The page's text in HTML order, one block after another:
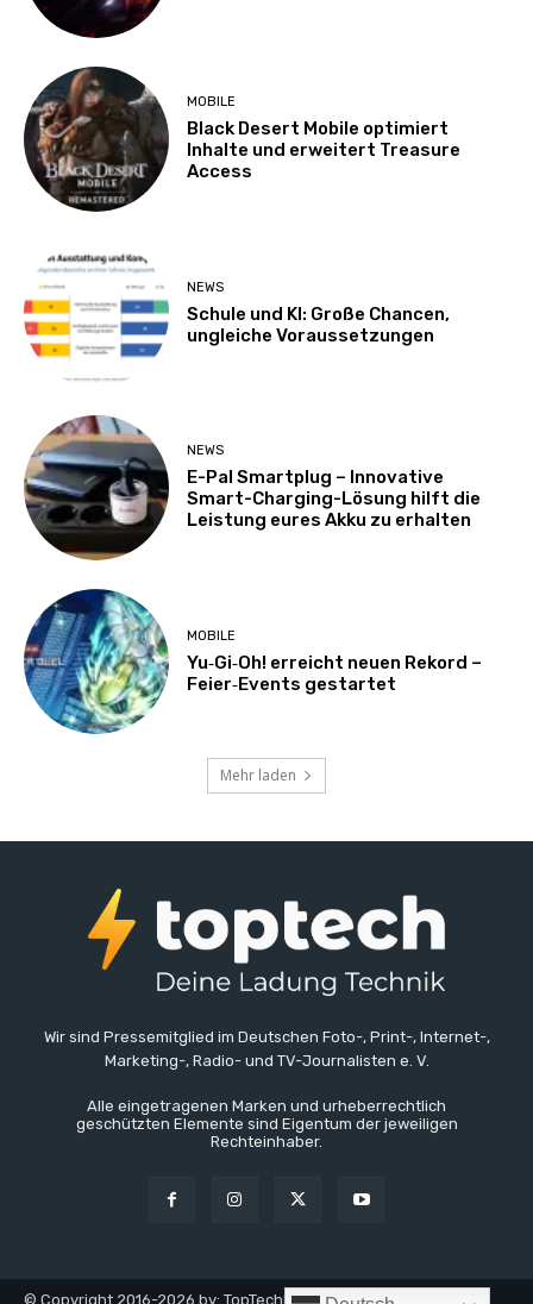
MOBILE
Black Desert Mobile optimiert
Inhalte und erweitert Treasure
Access
NEWS
Schule und KI: Große Chancen,
ungleiche Voraussetzungen
NEWS
E-Pal Smartplug – Innovative
Smart-Charging-Lösung hilft die
Leistung eures Akku zu erhalten
MOBILE
Yu‑Gi‑Oh! erreicht neuen Rekord –
Feier‑Events gestartet
Mehr laden
Wir sind Pressemitglied im Deutschen Foto-, Print-, Internet-,
Marketing-, Radio- und TV-Journalisten e. V.
Alle eingetragenen Marken und urheberrechtlich
geschützten Elemente sind Eigentum der jeweiligen
Rechteinhaber.
© Copyright 2016-2026 by: TopTechNews.de - TopTech